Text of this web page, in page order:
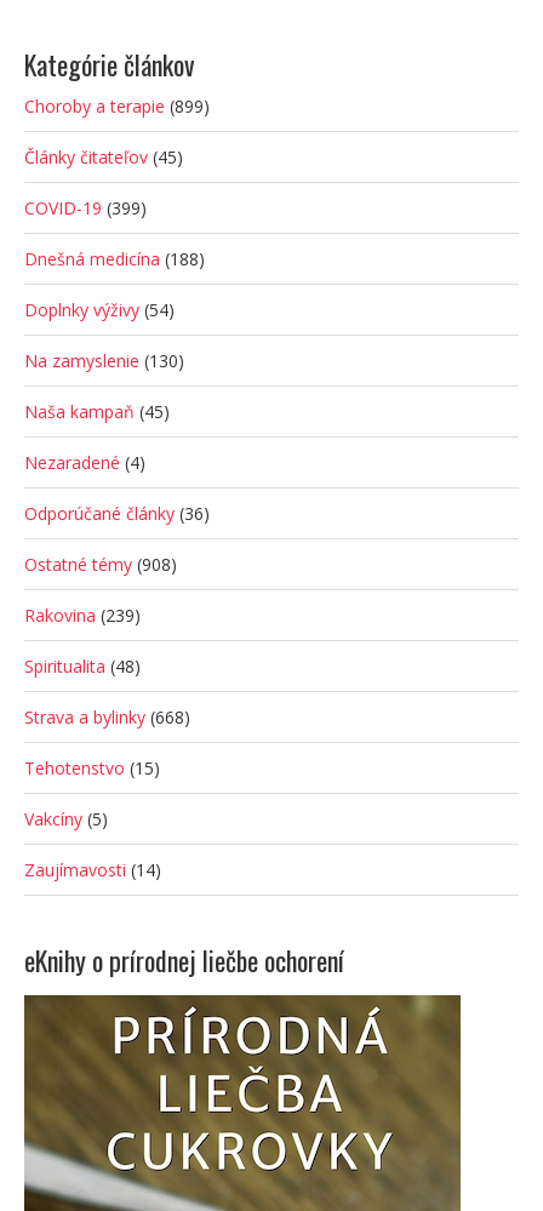
Kategórie článkov
Choroby a terapie (899)
Články čitateľov (45)
COVID-19 (399)
Dnešná medicína (188)
Doplnky výživy (54)
Na zamyslenie (130)
Naša kampaň (45)
Nezaradené (4)
Odporúčané články (36)
Ostatné témy (908)
Rakovina (239)
Spiritualita (48)
Strava a bylinky (668)
Tehotenstvo (15)
Vakcíny (5)
Zaujímavosti (14)
eKnihy o prírodnej liečbe ochorení